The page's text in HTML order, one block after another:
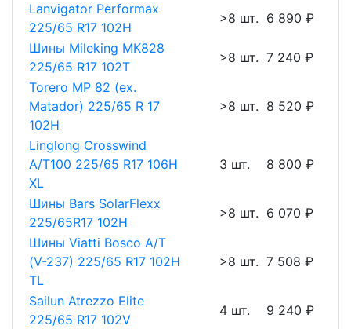
Lanvigator Performax
225/65 R17 102H
>8 шт. 6 890 ₽
Шины Mileking MK828
225/65 R17 102T
>8 шт. 7 240 ₽
Torero MP 82 (ex.
Matador) 225/65 R 17
102H
>8 шт. 8 520 ₽
Linglong Crosswind
A/T100 225/65 R17 106H
XL
3 шт. 8 800 ₽
Шины Bars SolarFlexx
225/65R17 102H
>8 шт. 6 070 ₽
Шины Viatti Bosco A/T
(V-237) 225/65 R17 102H
TL
>8 шт. 7 508 ₽
Sailun Atrezzo Elite
225/65 R17 102V
4 шт.
9 240 ₽